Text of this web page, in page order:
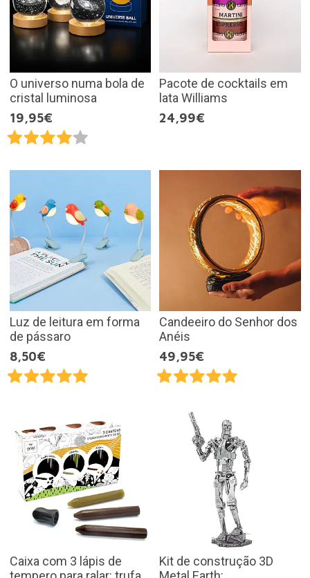
O universo numa bola de
cristal luminosa
19,95€
Pacote de cocktails em
lata Williams
24,99€
Luz de leitura em forma
de pássaro
8,50€
Candeeiro do Senhor dos
Anéis
49,95€
Caixa com 3 lápis de
Kit de construção 3D